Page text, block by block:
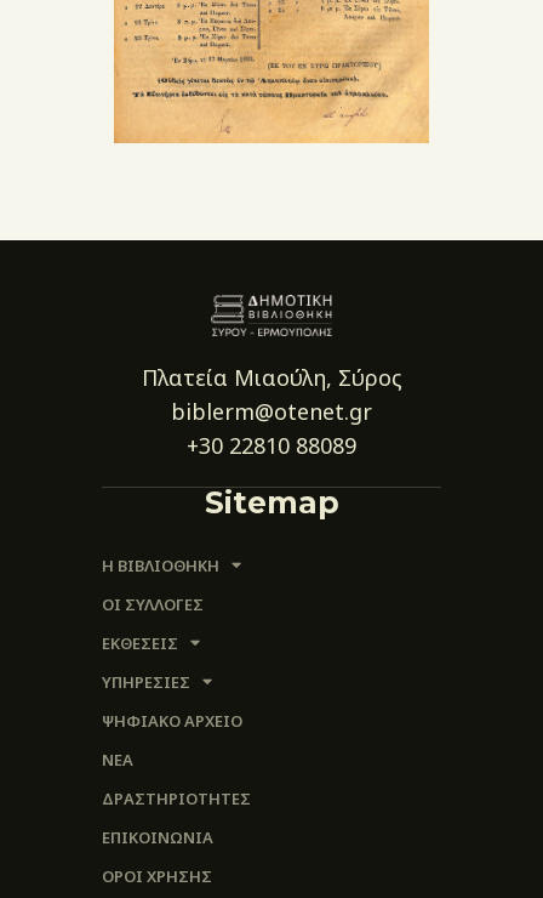
Πλατεία Μιαούλη, Σύρος
biblerm@otenet.gr
+30 22810 88089
Sitemap
Η ΒΙΒΛΙΟΘΗΚΗ
ΟΙ ΣΥΛΛΟΓΈΣ
ΕΚΘΕΣΕΙΣ
ΥΠΗΡΕΣΙΕΣ
ΨΗΦΙΑΚΌ ΑΡΧΕΊΟ
ΝΕΑ
ΔΡΑΣΤΗΡΙΟΤΗΤΕΣ
ΕΠΙΚΟΙΝΩΝΊΑ
ΌΡΟΙ ΧΡΉΣΗΣ